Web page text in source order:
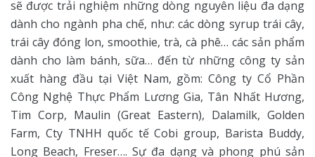
sẽ được trải nghiệm những dòng nguyên liệu đa dạng
dành cho ngành pha chế, như: các dòng syrup trái cây,
trái cây đóng lon, smoothie, trà, cà phê… các sản phẩm
dành cho làm bánh, sữa… đến từ những công ty sản
xuất hàng đầu tại Việt Nam, gồm: Công ty Cổ Phần
Công Nghệ Thực Phẩm Lương Gia, Tân Nhất Hương,
Tim Corp, Maulin (Great Eastern), Dalamilk, Golden
Farm, Cty TNHH quốc tế Cobi group, Barista Buddy,
Long Beach, Freser…. Sự đa dạng và phong phú sản